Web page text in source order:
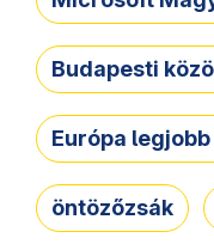
Budapesti
Európa
öntözőzsák